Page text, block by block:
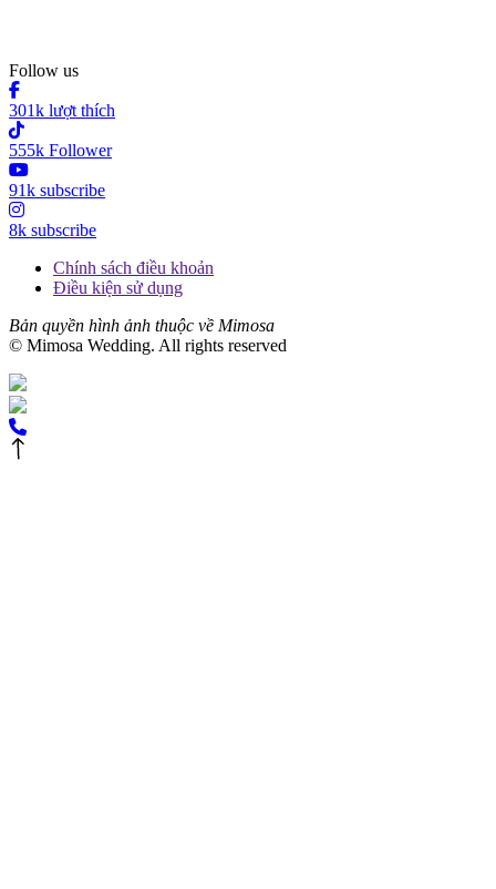
Follow us
301k lượt thích
555k Follower
91k subscribe
8k subscribe
Chính sách điều khoản
Điều kiện sử dụng
Bản quyền hình ảnh thuộc về Mimosa
© Mimosa Wedding. All rights reserved